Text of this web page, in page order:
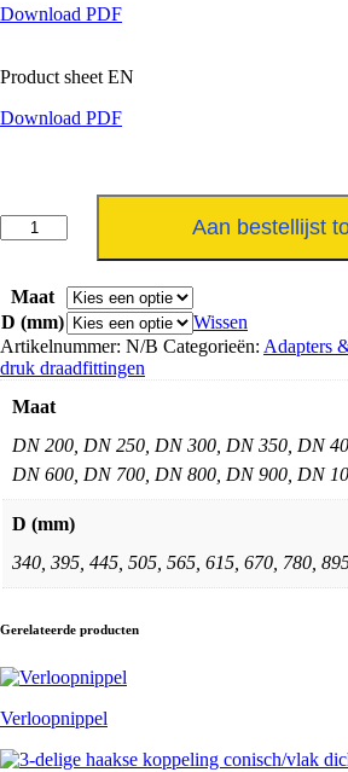
Download PDF
Product sheet EN
Download PDF
Blindflens
EN
Type
05A
PN10
aantal
Aan bestellijst
Maat
D (mm)
Wissen
Artikelnummer: N/B Categorieën: Adapters
druk draadfittingen
Maat
DN 200, DN 250, DN 300, DN 350, DN
DN 600, DN 700, DN 800, DN 900, DN
D (mm)
340, 395, 445, 505, 565, 615, 670, 780,
Gerelateerde producten
Verloopnippel